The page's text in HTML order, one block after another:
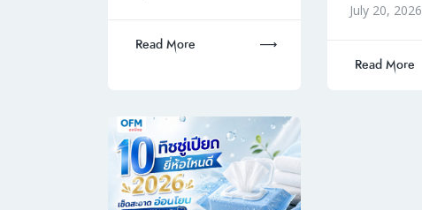
Read More
July 20, 2026
Read More